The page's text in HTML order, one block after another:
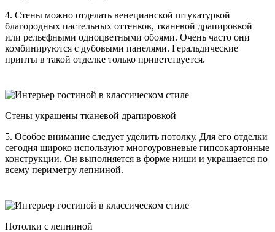
4. Стены можно отделать венецианской штукатуркой
благородных пастельных оттенков, тканевой драпировкой
или рельефными одноцветными обоями. Очень часто они
комбинируются с дубовыми панелями. Геральдические
принты в такой отделке только приветствуется.
Стены украшены тканевой драпировкой
5. Особое внимание следует уделить потолку. Для его отделки
сегодня широко используют многоуровневые гипсокартонные
конструкции. Он выполняется в форме ниши и украшается по
всему периметру лепниной.
Потолки с лепниной